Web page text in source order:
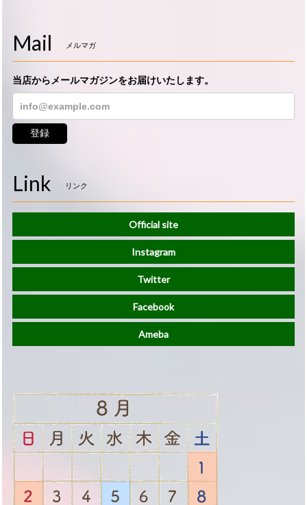
Mail メルマガ
当店からメールマガジンをお届けいたします。
登録
Link リンク
Official site
Instagram
Twitter
Facebook
Ameba